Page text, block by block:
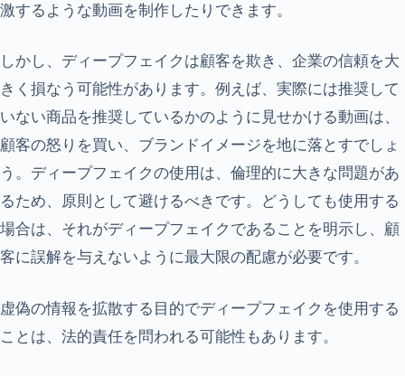
激するような動画を制作したりできます。
しかし、ディープフェイクは顧客を欺き、企業の信頼を大
きく損なう可能性があります。例えば、実際には推奨して
いない商品を推奨しているかのように見せかける動画は、
顧客の怒りを買い、ブランドイメージを地に落とすでしょ
う。ディープフェイクの使用は、倫理的に大きな問題があ
るため、原則として避けるべきです。どうしても使用する
場合は、それがディープフェイクであることを明示し、顧
客に誤解を与えないように最大限の配慮が必要です。
虚偽の情報を拡散する目的でディープフェイクを使用する
ことは、法的責任を問われる可能性もあります。